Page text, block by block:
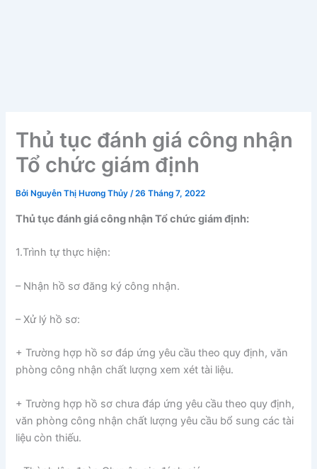
Thủ tục đánh giá công nhận
Tổ chức giám định
Bởi Nguyễn Thị Hương Thủy/26 Tháng 7, 2022
Thủ tục đánh giá công nhận Tổ chức giám định:
1.Trình tự thực hiện:
– Nhận hồ sơ đăng ký công nhận.
– Xử lý hồ sơ:
+ Trường hợp hồ sơ đáp ứng yêu cầu theo quy định, văn
phòng công nhận chất lượng xem xét tài liệu.
+ Trường hợp hồ sơ chưa đáp ứng yêu cầu theo quy định,
văn phòng công nhận chất lượng yêu cầu bổ sung các tài
liệu còn thiếu.